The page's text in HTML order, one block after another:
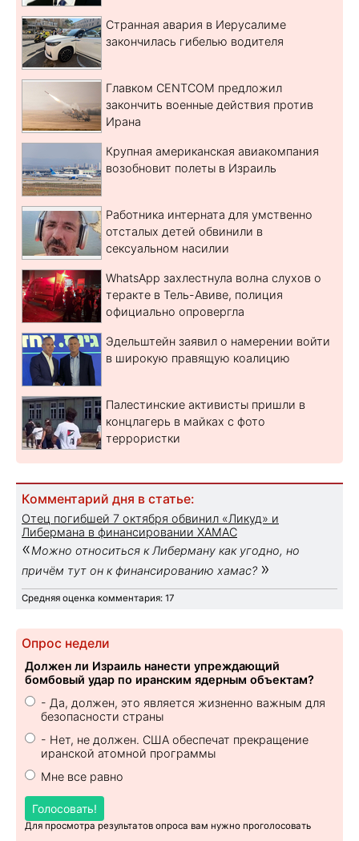
Странная авария в Иерусалиме
закончилась гибелью водителя
Главком CENTCOM предложил
закончить военные действия против
Ирана
Крупная американская авиакомпания
возобновит полеты в Израиль
Работника интерната для умственно
отсталых детей обвинили в
сексуальном насилии
WhatsApp захлестнула волна слухов о
теракте в Тель-Авиве, полиция
официально опровергла
Эдельштейн заявил о намерении войти
в широкую правящую коалицию
Палестинские активисты пришли в
концлагерь в майках с фото
террористки
Комментарий дня в статье:
Отец погибшей 7 октября обвинил «Ликуд» и
Либермана в финансировании ХАМАС
«Можно относиться к Либерману как угодно, но
причём тут он к финансированию хамас? »
Средняя оценка комментария: 17
Опрос недели
Должен ли Израиль нанести упреждающий
бомбовый удар по иранским ядерным объектам?
- Да, должен, это является жизненно важным для
безопасности страны
- Нет, не должен. США обеспечат прекращение
иранской атомной программы
Мне все равно
Голосовать!
Для просмотра результатов опроса вам нужно проголосовать